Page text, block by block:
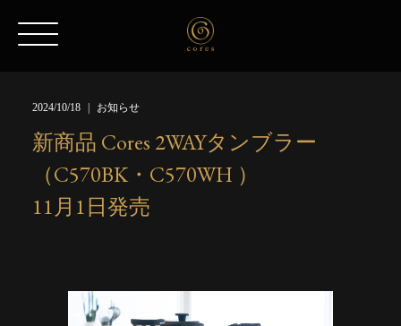
2024/10/18 お知らせ
新商品 Cores 2WAYタンブラー
（C570BK・C570WH ）
11月1日発売